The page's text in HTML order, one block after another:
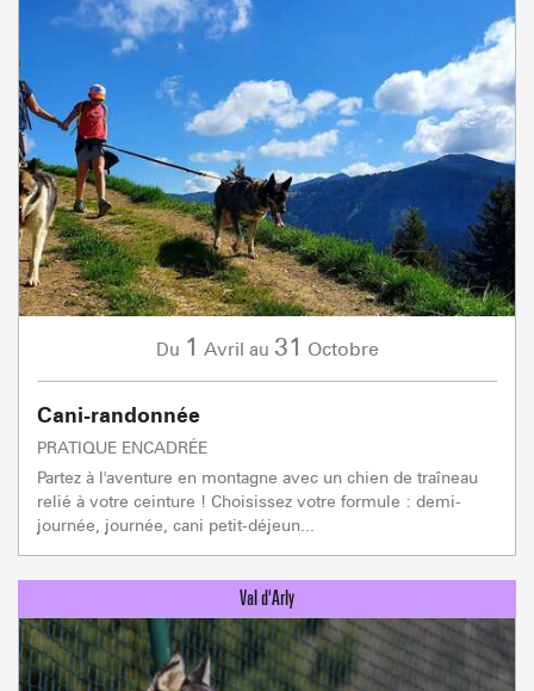
Du 1 Avril au 31 Octobre
Cani-randonnée
PRATIQUE ENCADRÉE
Partez à l'aventure en montagne avec un chien de traîneau
relié à votre ceinture ! Choisissez votre formule : demi-
journée, journée, cani petit-déjeun...